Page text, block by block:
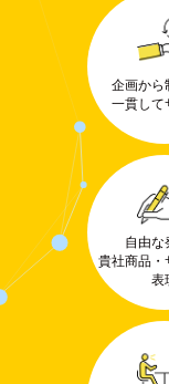
企画から
一貫して
自由な
貴社商品・
表